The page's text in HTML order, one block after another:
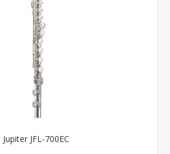
Jupiter JFL-700EC